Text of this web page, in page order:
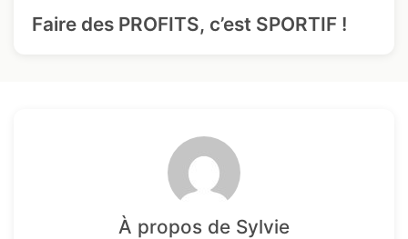
Faire des PROFITS, c’est SPORTIF !
À propos de Sylvie